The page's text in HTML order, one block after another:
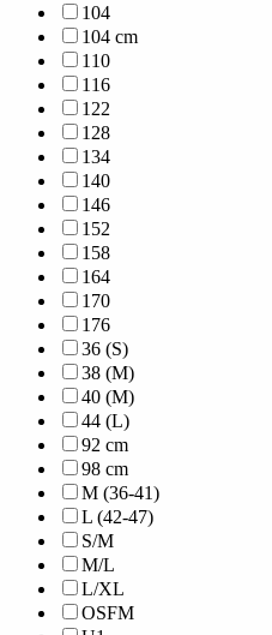
104
104 cm
110
116
122
128
134
140
146
152
158
164
170
176
36 (S)
38 (M)
40 (M)
44 (L)
92 cm
98 cm
M (36-41)
L (42-47)
S/M
M/L
L/XL
OSFM